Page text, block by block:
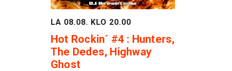
LA 08.08. KLO 20.00
Hot Rockin´ #4 : Hunters,
The Dedes, Highway
Ghost